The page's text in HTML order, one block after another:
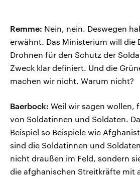
Remme: Nein, nein. Deswegen
erwähnt. Das Ministerium will die
Drohnen für den Schutz der
Zweck klar definiert. Und die
machen wir nicht. Warum nicht?
Baerbock: Weil wir sagen wollen,
von Soldatinnen und Soldaten.
Beispiel so Beispiele wie
sind die Soldatinnen und
nicht draußen im Feld, sondern
die afghanischen Streitkräfte mit